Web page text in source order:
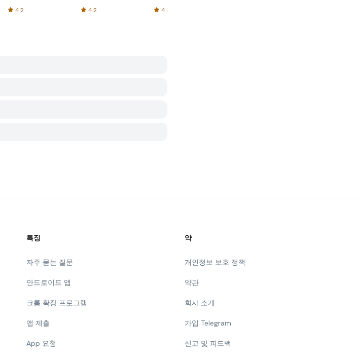
4.2 4.2 4.5
특징
자주 묻는 질문
안드로이드 앱
크롬 확장 프로그램
앱 제출
App 요청
약
개인정보 보호 정책
약관
회사 소개
가입 Telegram
신고 및 피드백